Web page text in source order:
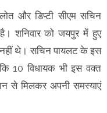
और डिप्टी सीएम सचिन
शनिवार को जयपुर में हुए
थे। सचिन पायलट के इस
10 विधायक भी इस वक्त
से मिलकर अपनी समस्याएं